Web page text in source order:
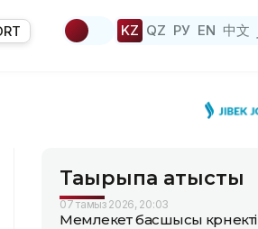
KZ QZ РУ EN 中文
Тақырыпқа қатысты
07 тамыз 2026, 20:03
Мемлекет басшысы көрнекті